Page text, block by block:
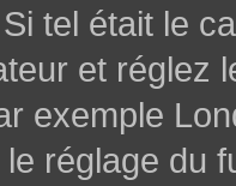
tel était le
et
exemple
réglage du